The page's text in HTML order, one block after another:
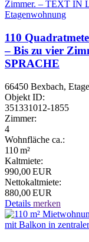
110
– Bis zu vier
SPRACHE
66450 Bexbach,
Objekt ID:
351331012-1855
Zimmer:
4
Wohnfläche ca.:
110 m²
Kaltmiete:
990,00 EUR
Nettokaltmiete:
880,00 EUR
Details merken